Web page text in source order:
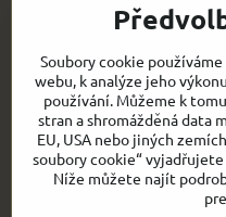
Všechno k nákupu
Sledujte naše
Facebook Instagram
Rychlý kontakt
Soubory cookie
webu, k analýze jeho
používání. Můžeme k
stran a shromážděná data
EU, USA nebo jiných
soubory cookie“
Níže můžete najít